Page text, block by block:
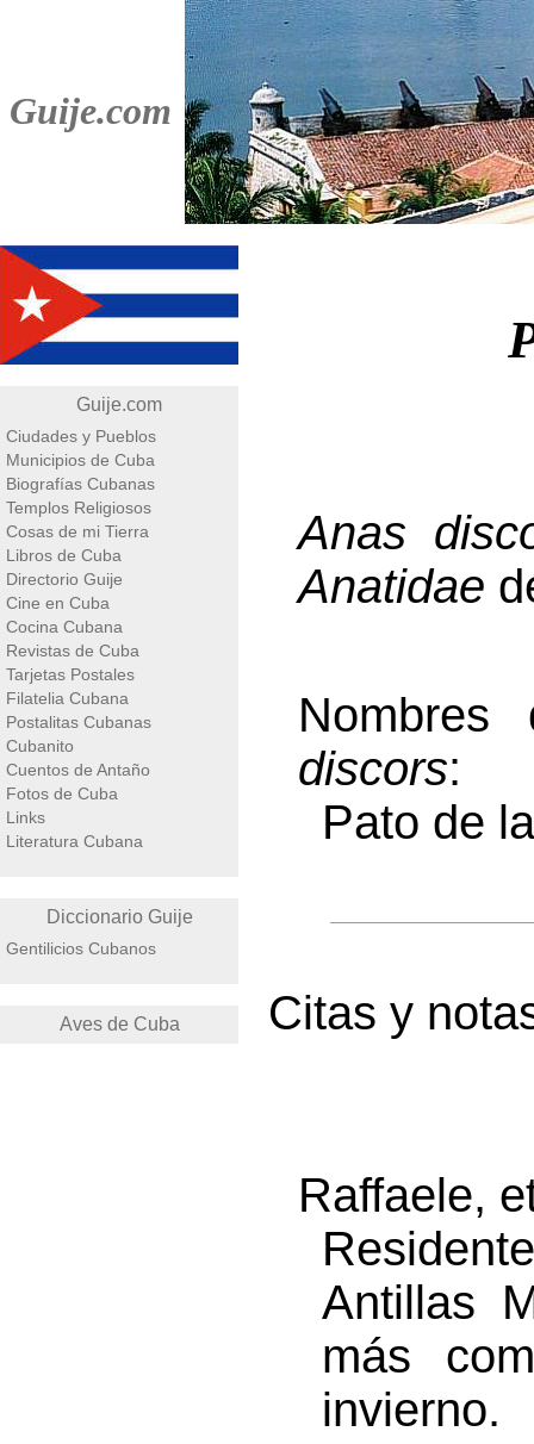
Guije.com
Guije.com
Ciudades y Pueblos
Municipios de Cuba
Biografías Cubanas
Templos Religiosos
Cosas de mi Tierra
Libros de Cuba
Directorio Guije
Cine en Cuba
Cocina Cubana
Revistas de Cuba
Tarjetas Postales
Filatelia Cubana
Postalitas Cubanas
Cubanito
Cuentos de Antaño
Fotos de Cuba
Links
Literatura Cubana
Diccionario Guije
Gentilicios Cubanos
Aves de Cuba
Anas
Anatidae
discors:
Pato de
Citas y
Raffaele,
Antillas
más
invierno.